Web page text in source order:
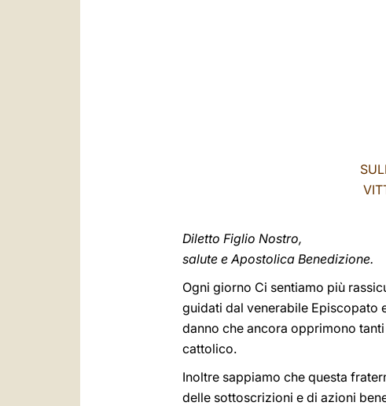
Diletto Figlio Nostro,
salute e Apostolica Benedizione.
Ogni giorno Ci sentiamo più
guidati dal venerabile Episcopato
danno che ancora opprimono
cattolico.
Inoltre sappiamo che questa
delle sottoscrizioni e di azioni